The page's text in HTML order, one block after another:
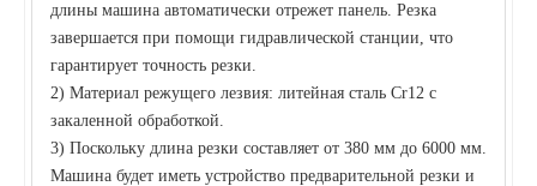
длины машина автоматически отрежет панель. Резка
завершается при помощи гидравлической станции, что
гарантирует точность резки.
2) Материал режущего лезвия: литейная сталь Cr12 с
закаленной обработкой.
3) Поскольку длина резки составляет от 380 мм до 6000 мм.
Машина будет иметь устройство предварительной резки и